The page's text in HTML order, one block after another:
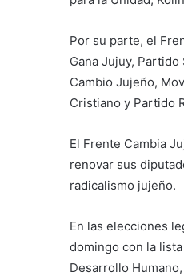
Por su parte, el
Gana Jujuy,
Cambio Jujeño,
Cristiano y Partido
El Frente Cambia
renovar sus
radicalismo jujeño.
En las elecciones
domingo con la
Desarrollo